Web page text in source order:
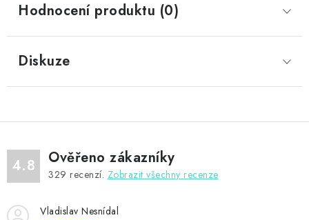
Hodnocení produktu (0)
Diskuze
4.8 Ověřeno zákazníky
329 recenzí. Zobrazit všechny recenze
Vladislav Nesnídal